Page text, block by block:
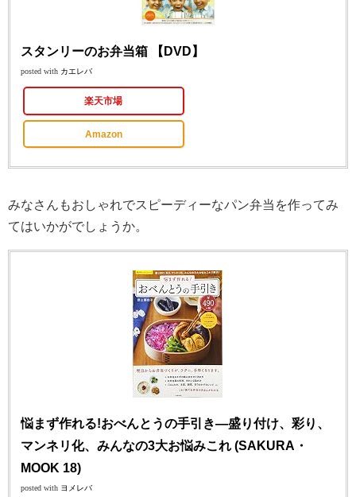
スタンリーのお弁当箱 【DVD】
posted with カエレバ
楽天市場
Amazon
みなさんもおしゃれでスピーディーなパン弁当を作ってみ
てはいかがでしょうか。
悩まず作れる!おべんとうの手引き―盛り付け、彩り、
マンネリ化、みんなの3大お悩みこれ (SAKURA・
MOOK 18)
posted with ヨメレバ